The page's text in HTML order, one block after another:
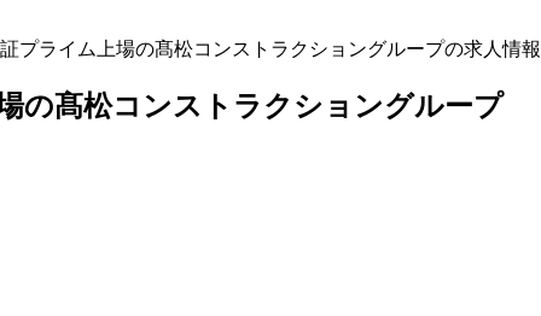
プライム上場の髙松コンストラクショングループの求人情
の髙松コンストラクショングループ